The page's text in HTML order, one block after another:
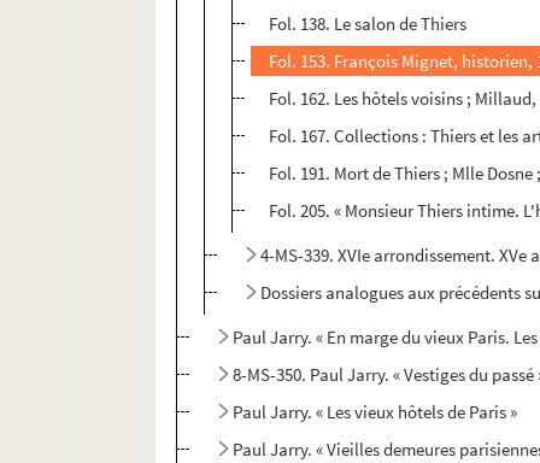
Fol. 138. Le salon de Thiers
Fol. 153. François Mignet, historien,
Fol. 162. Les hôtels voisins ;
Fol. 167. Collections : Thiers et les
Fol. 191. Mort de Thiers ; Mlle
Fol. 205. « Monsieur Thiers intime.
4-MS-339. XVIe arrondissement.
Dossiers analogues aux précédents
Paul Jarry. « En marge du vieux Paris.
8-MS-350. Paul Jarry. « Vestiges du
Paul Jarry. « Les vieux hôtels de Paris »
Paul Jarry. « Vieilles demeures